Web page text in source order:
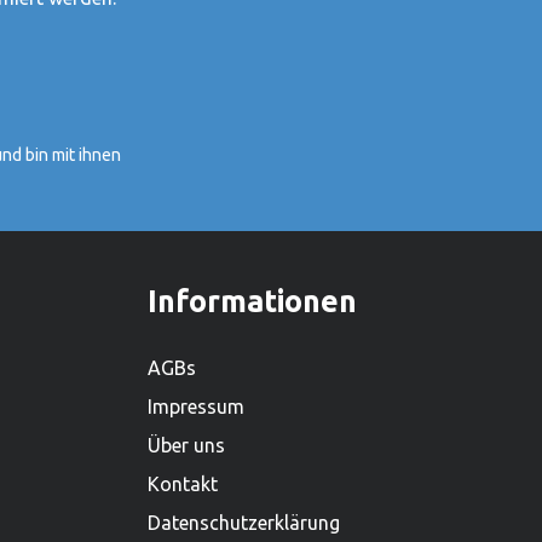
Holstein, und beschäftigt weltweit über
Sortiment von mehr als 2.000
Produkten ist es zudem einer der
bin mit ihnen
Informationen
AGBs
Impressum
Über uns
Kontakt
Datenschutzerklärung